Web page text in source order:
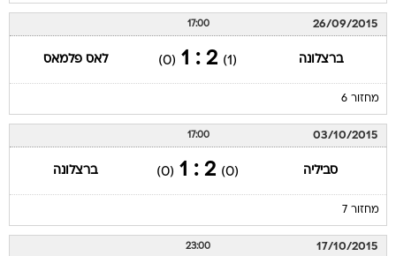
26/09/2015
17:00
ברצלונה (1)
2 : 1
(0) לאס פלמאס
מחזור 6
03/10/2015
17:00
סביליה (0)
2 : 1
(0) ברצלונה
מחזור 7
17/10/2015
23:00